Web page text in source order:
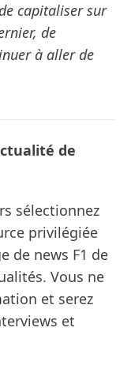
capitaliser sur
de
à aller de
de
sélectionnez
privilégiée
de news F1 de
Vous ne
et serez
et